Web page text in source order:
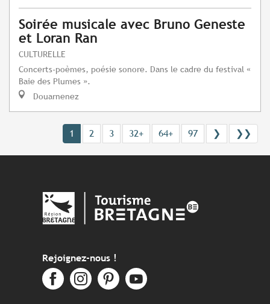
Soirée musicale avec Bruno Geneste
et Loran Ran
CULTURELLE
Concerts-poèmes, poésie sonore. Dans le cadre du festival «
Baie des Plumes ».
Douarnenez
1 2 3 32+ 64+ 97 ❯ ❯❯
Rejoignez-nous !